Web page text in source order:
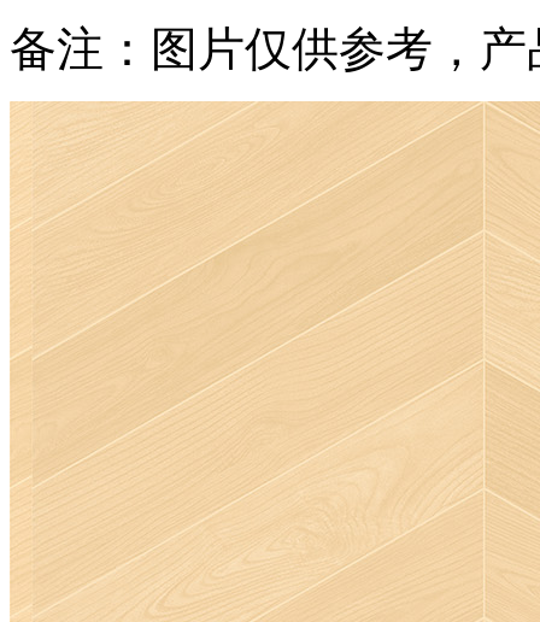
备注：图片仅供参考，